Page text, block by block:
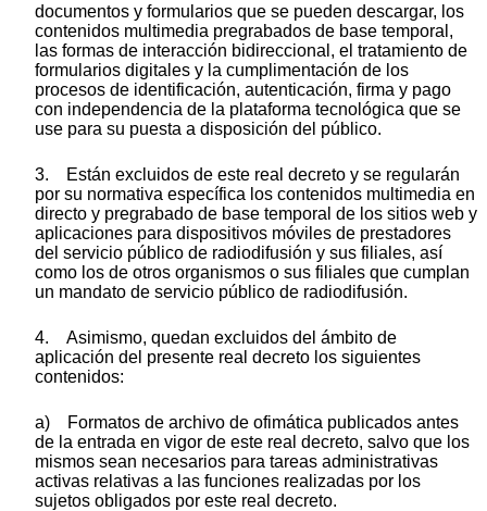
documentos y formularios que se pueden descargar, los
contenidos multimedia pregrabados de base temporal,
las formas de interacción bidireccional, el tratamiento de
formularios digitales y la cumplimentación de los
procesos de identificación, autenticación, firma y pago
con independencia de la plataforma tecnológica que se
use para su puesta a disposición del público.
3. Están excluidos de este real decreto y se regularán
por su normativa específica los contenidos multimedia en
directo y pregrabado de base temporal de los sitios web y
aplicaciones para dispositivos móviles de prestadores
del servicio público de radiodifusión y sus filiales, así
como los de otros organismos o sus filiales que cumplan
un mandato de servicio público de radiodifusión.
4. Asimismo, quedan excluidos del ámbito de
aplicación del presente real decreto los siguientes
contenidos:
a) Formatos de archivo de ofimática publicados antes
de la entrada en vigor de este real decreto, salvo que los
mismos sean necesarios para tareas administrativas
activas relativas a las funciones realizadas por los
sujetos obligados por este real decreto.